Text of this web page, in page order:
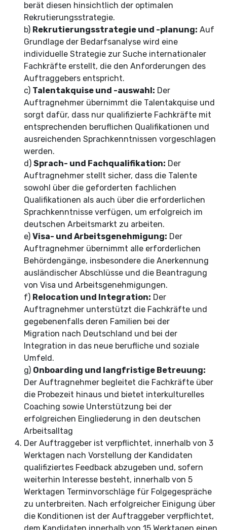
berät diesen hinsichtlich der optimalen
Rekrutierungsstrategie.
b) Rekrutierungsstrategie und -planung: Auf
Grundlage der Bedarfsanalyse wird eine
individuelle Strategie zur Suche internationaler
Fachkräfte erstellt, die den Anforderungen des
Auftraggebers entspricht.
c) Talentakquise und -auswahl: Der
Auftragnehmer übernimmt die Talentakquise und
sorgt dafür, dass nur qualifizierte Fachkräfte mit
entsprechenden beruflichen Qualifikationen und
ausreichenden Sprachkenntnissen vorgeschlagen
werden.
d) Sprach- und Fachqualifikation: Der
Auftragnehmer stellt sicher, dass die Talente
sowohl über die geforderten fachlichen
Qualifikationen als auch über die erforderlichen
Sprachkenntnisse verfügen, um erfolgreich im
deutschen Arbeitsmarkt zu arbeiten.
e) Visa- und Arbeitsgenehmigung: Der
Auftragnehmer übernimmt alle erforderlichen
Behördengänge, insbesondere die Anerkennung
ausländischer Abschlüsse und die Beantragung
von Visa und Arbeitsgenehmigungen.
f) Relocation und Integration: Der
Auftragnehmer unterstützt die Fachkräfte und
gegebenenfalls deren Familien bei der
Migration nach Deutschland und bei der
Integration in das neue berufliche und soziale
Umfeld.
g) Onboarding und langfristige Betreuung:
Der Auftragnehmer begleitet die Fachkräfte über
die Probezeit hinaus und bietet interkulturelles
Coaching sowie Unterstützung bei der
erfolgreichen Eingliederung in den deutschen
Arbeitsalltag
Der Auftraggeber ist verpflichtet, innerhalb von 3
Werktagen nach Vorstellung der Kandidaten
qualifiziertes Feedback abzugeben und, sofern
weiterhin Interesse besteht, innerhalb von 5
Werktagen Terminvorschläge für Folgegespräche
zu unterbreiten. Nach erfolgreicher Einigung über
die Konditionen ist der Auftraggeber verpflichtet,